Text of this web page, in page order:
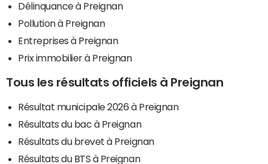
Délinquance à Preignan
Pollution à Preignan
Entreprises à Preignan
Prix immobilier à Preignan
Tous les résultats officiels à Preignan
Résultat municipale 2026 à Preignan
Résultats du bac à Preignan
Résultats du brevet à Preignan
Résultats du BTS à Preignan